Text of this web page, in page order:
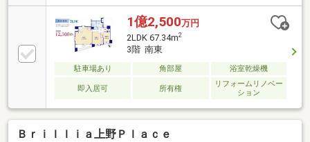
ムタイプ・洋室全体を見渡せる対面式キッチン・WIC
等の収納を設置・不在時も荷受け可能な宅配ボックス
有▼設備・TVモニタ付インターホン・オートロック▼
周辺環境・ローソン台東上野七丁目店 徒歩2分(約
ーサルドラッグ鶯谷店 徒歩6分(約470m)■ ご希望の住
まい探しをお手伝いします ━━━━━・・・物件の詳
細・ご相談はお気軽にお問い合わせください。
1億2,500万円
2LDK 67.34m2
3階 南東
駐車場あり 角部屋 浴室乾燥機
即入居可 所有権
リフォームリノベー
ション
Ｂｒｉｌｌｉａ上野Ｐｌａｃｅ